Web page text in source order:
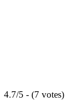
4.7/5 - (7 votes)